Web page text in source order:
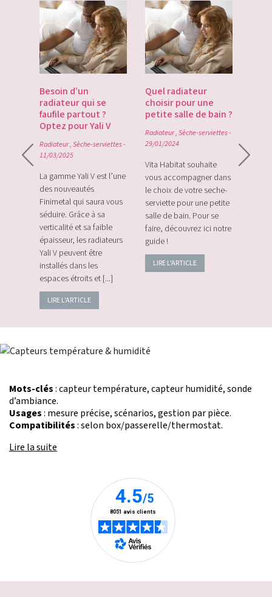
Besoin d’un
radiateur qui se
faufile partout ?
Optez pour Yali V
Radiateur,Sèche-serviettes-
11/03/2025
La gamme Yali V est l’une
des nouveautés
Finimetal qui saura vous
séduire. Grâce à sa
verticalité et sa faible
épaisseur, les radiateurs
Yali V peuvent être
installés dans les
espaces étroits et [...]
LIRE L'ARTICLE
Quel radiateur
choisir pour une
petite salle de bain ?
Radiateur,Sèche-serviettes-
29/01/2024
Vita Habitat souhaite
vous accompagner dans
le choix de votre seche-
serviette pour une petite
salle de bain. Pour se
faire, découvrez ici notre
guide !
LIRE L'ARTICLE
Mots-clés: capteur température, capteur humidité, sonde
d’ambiance.
Usages: mesure précise, scénarios, gestion par pièce.
Compatibilités: selon box/passerelle/thermostat.
Lire la suite